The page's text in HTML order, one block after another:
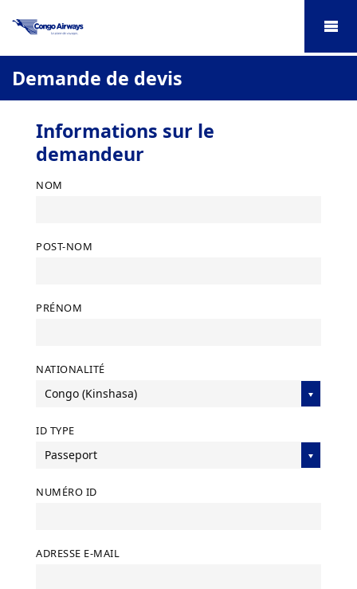
Demande de devis
Informations sur le
demandeur
NOM
POST-NOM
PRÉNOM
NATIONALITÉ
Congo (Kinshasa)
ID TYPE
Passeport
NUMÉRO ID
ADRESSE E-MAIL